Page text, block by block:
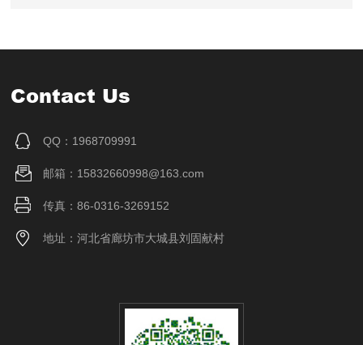
Contact Us
QQ：1968709991
邮箱：15832660998@163.com
传真：86-0316-3269152
地址：河北省廊坊市大城县刘固献村